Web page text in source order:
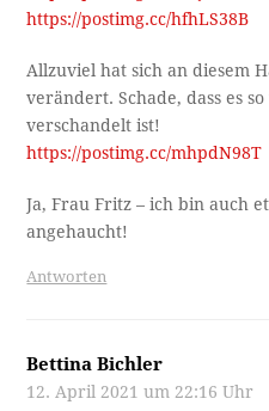
https://postimg.cc/hfhLS38B
Allzuviel hat sich an diesem
verändert. Schade, dass es
verschandelt ist!
https://postimg.cc/mhpdN98T
Ja, Frau Fritz – ich bin auch
angehaucht!
Antworten
Bettina Bichler
12. April 2021 um 22:16 Uhr